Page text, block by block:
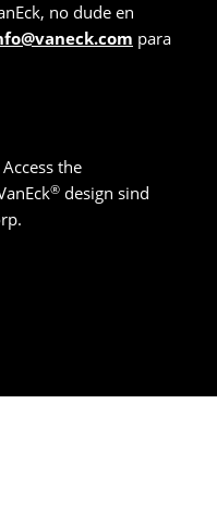
no dude en
para
Access the
® design sind